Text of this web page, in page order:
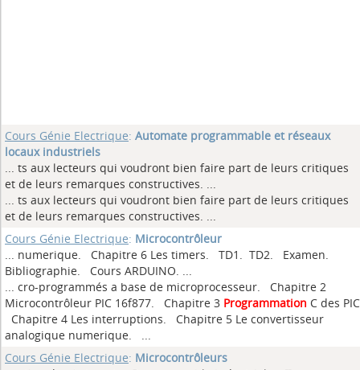
Cours Génie Electrique: Automate programmable et réseaux
locaux industriels
... ts aux lecteurs qui voudront bien faire part de leurs critiques
et de leurs remarques constructives. ...
... ts aux lecteurs qui voudront bien faire part de leurs critiques
et de leurs remarques constructives. ...
Cours Génie Electrique: Microcontrôleur
... numerique. Chapitre 6 Les timers. TD1. TD2. Examen.
Bibliographie. Cours ARDUINO. ...
... cro-programmés a base de microprocesseur. Chapitre 2
Microcontrôleur PIC 16f877. Chapitre 3 Programmation C des PIC
Chapitre 4 Les interruptions. Chapitre 5 Le convertisseur
analogique numerique. ...
Cours Génie Electrique: Microcontrôleurs